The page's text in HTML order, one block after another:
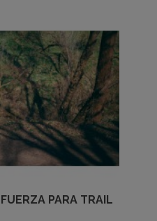
PARA TRAIL